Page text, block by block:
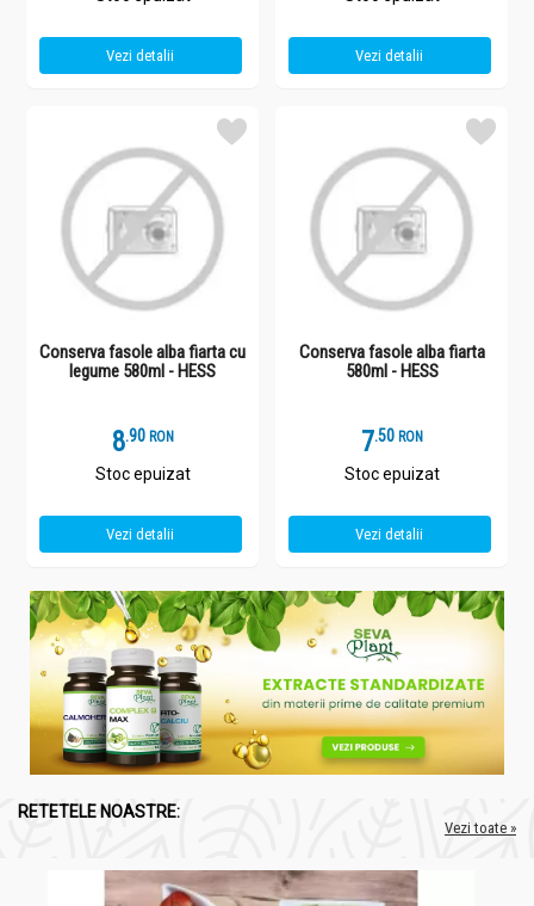
Vezi detalii Vezi detalii
Conserva fasole alba fiarta cu
legume 580ml - HESS
8.9 RON
Stoc epuizat
Vezi detalii
Conserva fasole alba fiarta
580ml - HESS
7.5 RON
Stoc epuizat
Vezi detalii
RETETELE NOASTRE:
Vezi toate »